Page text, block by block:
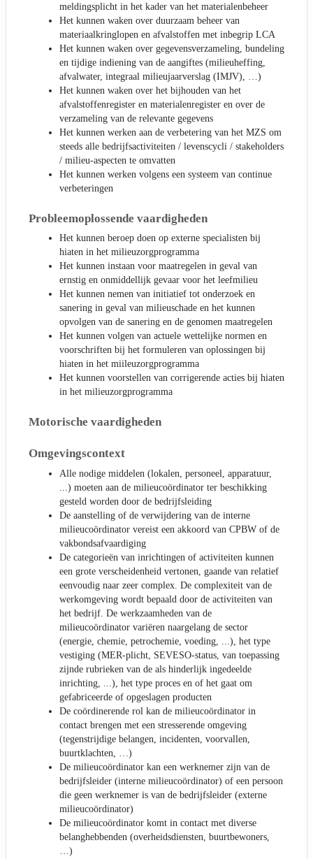
meldingsplicht in het kader van het materialenbeheer
Het kunnen waken over duurzaam beheer van
materiaalkringlopen en afvalstoffen met inbegrip LCA
Het kunnen waken over gegevensverzameling, bundeling
en tijdige indiening van de aangiftes (milieuheffing,
afvalwater, integraal milieujaarverslag (IMJV), …)
Het kunnen waken over het bijhouden van het
afvalstoffenregister en materialenregister en over de
verzameling van de relevante gegevens
Het kunnen werken aan de verbetering van het MZS om
steeds alle bedrijfsactiviteiten / levenscycli / stakeholders
/ milieu-aspecten te omvatten
Het kunnen werken volgens een systeem van continue
verbeteringen
Probleemoplossende vaardigheden
Het kunnen beroep doen op externe specialisten bij
hiaten in het milieuzorgprogramma
Het kunnen instaan voor maatregelen in geval van
ernstig en onmiddellijk gevaar voor het leefmilieu
Het kunnen nemen van initiatief tot onderzoek en
sanering in geval van milieuschade en het kunnen
opvolgen van de sanering en de genomen maatregelen
Het kunnen volgen van actuele wettelijke normen en
voorschriften bij het formuleren van oplossingen bij
hiaten in het miileuzorgprogramma
Het kunnen voorstellen van corrigerende acties bij hiaten
in het milieuzorgprogramma
Motorische vaardigheden
Omgevingscontext
Alle nodige middelen (lokalen, personeel, apparatuur,
...) moeten aan de milieucoördinator ter beschikking
gesteld worden door de bedrijfsleiding
De aanstelling of de verwijdering van de interne
milieucoördinator vereist een akkoord van CPBW of de
vakbondsafvaardiging
De categorieën van inrichtingen of activiteiten kunnen
een grote verscheidenheid vertonen, gaande van relatief
eenvoudig naar zeer complex. De complexiteit van de
werkomgeving wordt bepaald door de activiteiten van
het bedrijf. De werkzaamheden van de
milieucoördinator variëren naargelang de sector
(energie, chemie, petrochemie, voeding, ...), het type
vestiging (MER-plicht, SEVESO-status, van toepassing
zijnde rubrieken van de als hinderlijk ingedeelde
inrichting, ...), het type proces en of het gaat om
gefabriceerde of opgeslagen producten
De coördinerende rol kan de milieucoördinator in
contact brengen met een stresserende omgeving
(tegenstrijdige belangen, incidenten, voorvallen,
buurtklachten, …)
De milieucoördinator kan een werknemer zijn van de
bedrijfsleider (interne milieucoördinator) of een persoon
die geen werknemer is van de bedrijfsleider (externe
milieucoördinator)
De milieucoördinator komt in contact met diverse
belanghebbenden (overheidsdiensten, buurtbewoners,
…)